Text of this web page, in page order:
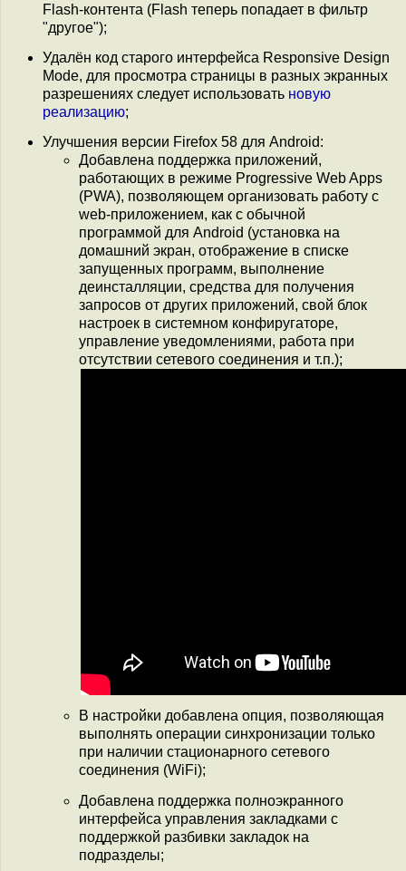
Flash-контента (Flash теперь попадает в фильтр
"другое");
Удалён код старого интерфейса Responsive Design
Mode, для просмотра страницы в разных экранных
разрешениях следует использовать новую
реализацию;
Улучшения версии Firefox 58 для Android:
Добавлена поддержка приложений,
работающих в режиме Progressive Web Apps
(PWA), позволяющем организовать работу с
web-приложением, как с обычной
программой для Android (установка на
домашний экран, отображение в списке
запущенных программ, выполнение
деинсталляции, средства для получения
запросов от других приложений, свой блок
настроек в системном конфиругаторе,
управление уведомлениями, работа при
отсутствии сетевого соединения и т.п.);
В настройки добавлена опция, позволяющая
выполнять операции синхронизации только
при наличии стационарного сетевого
соединения (WiFi);
Добавлена поддержка полноэкранного
интерфейса управления закладками с
поддержкой разбивки закладок на
подразделы;